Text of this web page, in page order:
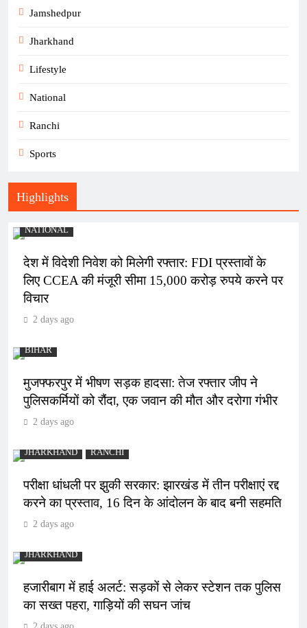
Jamshedpur
Jharkhand
Lifestyle
National
Ranchi
Sports
Highlights
NATIONAL
देश में विदेशी निवेश को मिलेगी रफ्तार: FDI प्रस्तावों के
लिए CCEA की मंजूरी सीमा 15,000 करोड़ रुपये करने पर
विचार
2 days ago
BIHAR
मुजफ्फरपुर में भीषण सड़क हादसा: तेज रफ्तार जीप ने
पुलिसकर्मियों को रौंदा, एक जवान की मौत और दरोगा गंभीर
2 days ago
JHARKHAND RANCHI
परीक्षा धांधली पर झुकी सरकार: झारखंड में तीन परीक्षाएं रद्द
करने का प्रस्ताव, 16 दिन के आंदोलन के बाद बनी सहमति
2 days ago
JHARKHAND
हजारीबाग में हाई अलर्ट: सड़कों से लेकर स्टेशन तक पुलिस
का सख्त पहरा, गाड़ियों की सघन जांच